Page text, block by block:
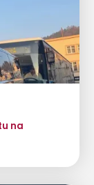
na